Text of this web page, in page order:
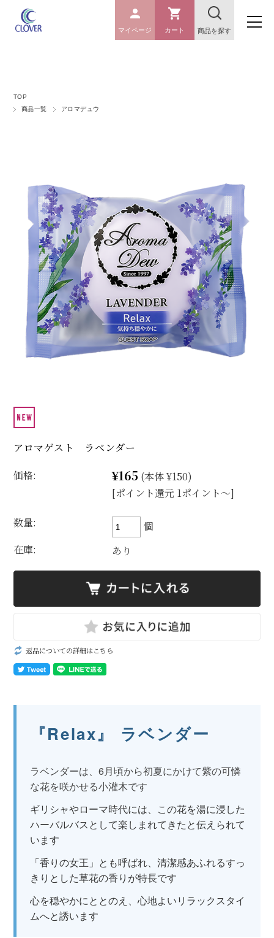
マイページ カート 商品を探す
TOP
商品一覧
アロマデュウ
アロマゲスト ラベンダー
価格:
¥165 (本体 ¥150)
[ポイント還元 1ポイント～]
数量:
個
在庫:
あり
返品についての詳細はこちら
『Relax』 ラベンダー
ラベンダーは、6月頃から初夏にかけて紫の可憐
な花を咲かせる小灌木です
ギリシャやローマ時代には、この花を湯に浸した
ハーバルバスとして楽しまれてきたと伝えられて
います
「香りの女王」とも呼ばれ、清潔感あふれるすっ
きりとした草花の香りが特長です
心を穏やかにととのえ、心地よいリラックスタイ
ムへと誘います